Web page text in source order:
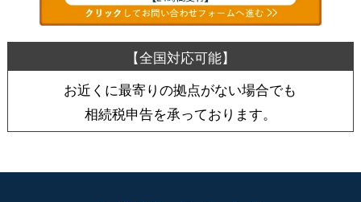
お近くに最寄りの拠点がない場合でも
相続税申告を承っております。